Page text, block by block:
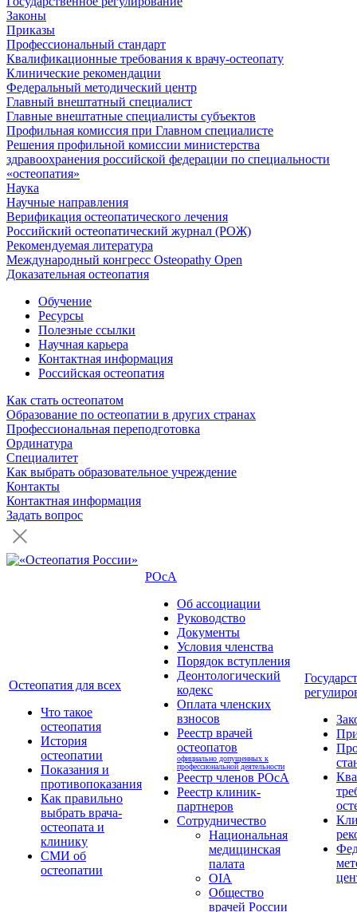
Законы
Приказы
Профессиональный стандарт
Квалификационные требования к врачу-остеопату
Клинические рекомендации
Федеральный методический центр
Главный внештатный специалист
Главные внештатные специалисты субъектов
Профильная комиссия при Главном специалисте
Решения профильной комиссии министерства
здравоохранения российской федерации по специальности
«остеопатия»
Наука
Научные направления
Верификация остеопатического лечения
Российский остеопатический журнал (РОЖ)
Рекомендуемая литература
Международный конгресс Osteopathy Open
Доказательная остеопатия
Обучение
Ресурсы
Полезные ссылки
Научная карьера
Контактная информация
Российская остеопатия
Как стать остеопатом
Образование по остеопатии в других странах
Профессиональная переподготовка
Ординатура
Специалитет
Как выбрать образовательное учреждение
Контакты
Контактная информация
Задать вопрос
Остеопатия для всех
Что такое
остеопатия
История
остеопатии
Показания и
противопоказания
Как правильно
выбрать врача-
остеопата и
клинику
СМИ об
остеопатии
РОсА
Об ассоциации
Руководство
Документы
Условия членства
Порядок вступления
Деонтологический
кодекс
Оплата членских
взносов
Реестр врачей
остеопатов
официально допущенных к
профессиональной деятельности
Реестр членов РОсА
Реестр клиник-
партнеров
Сотрудничество
Национальная
медицинская
палата
OIA
Общество
врачей России